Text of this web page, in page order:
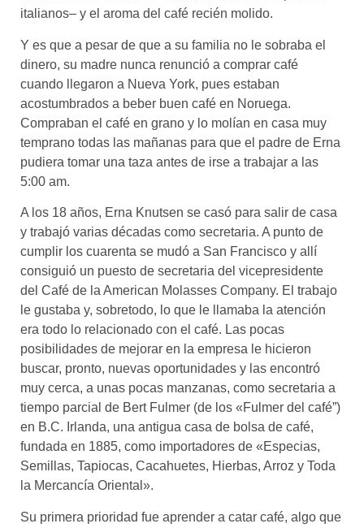
italianos– y el aroma del café recién molido.
Y es que a pesar de que a su familia no le sobraba el
dinero, su madre nunca renunció a comprar café
cuando llegaron a Nueva York, pues estaban
acostumbrados a beber buen café en Noruega.
Compraban el café en grano y lo molían en casa muy
temprano todas las mañanas para que el padre de Erna
pudiera tomar una taza antes de irse a trabajar a las
5:00 am.
A los 18 años, Erna Knutsen se casó para salir de casa
y trabajó varias décadas como secretaria. A punto de
cumplir los cuarenta se mudó a San Francisco y allí
consiguió un puesto de secretaria del vicepresidente
del Café de la American Molasses Company. El trabajo
le gustaba y, sobretodo, lo que le llamaba la atención
era todo lo relacionado con el café. Las pocas
posibilidades de mejorar en la empresa le hicieron
buscar, pronto, nuevas oportunidades y las encontró
muy cerca, a unas pocas manzanas, como secretaria a
tiempo parcial de Bert Fulmer (de los «Fulmer del café”)
en B.C. Irlanda, una antigua casa de bolsa de café,
fundada en 1885, como importadores de «Especias,
Semillas, Tapiocas, Cacahuetes, Hierbas, Arroz y Toda
la Mercancía Oriental».
Su primera prioridad fue aprender a catar café, algo que